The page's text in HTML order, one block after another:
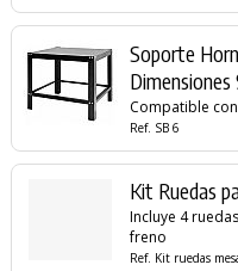
Soporte
Dimensiones
Compatible
Ref. SB 6
Kit Ruedas
Incluye 4
freno
Ref. Kit ruedas